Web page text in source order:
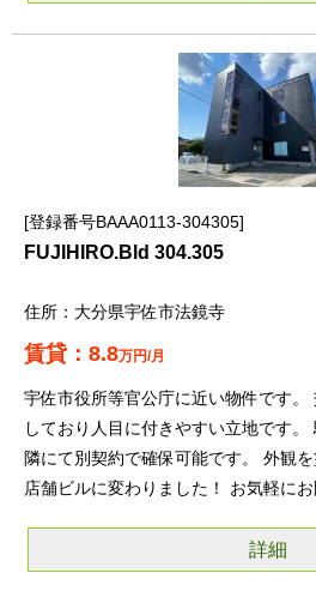
登録番号BAAA0113-304305
FUJIHIRO.Bld 304.305
大分県宇佐市法鏡寺
8.8万円/月
宇佐市役所等官公庁に近い物件です
しており人目に付きやすい立地です
隣にて別契約で確保可能です。 外観
店舗ビルに変わりました！ お気軽にお
詳細